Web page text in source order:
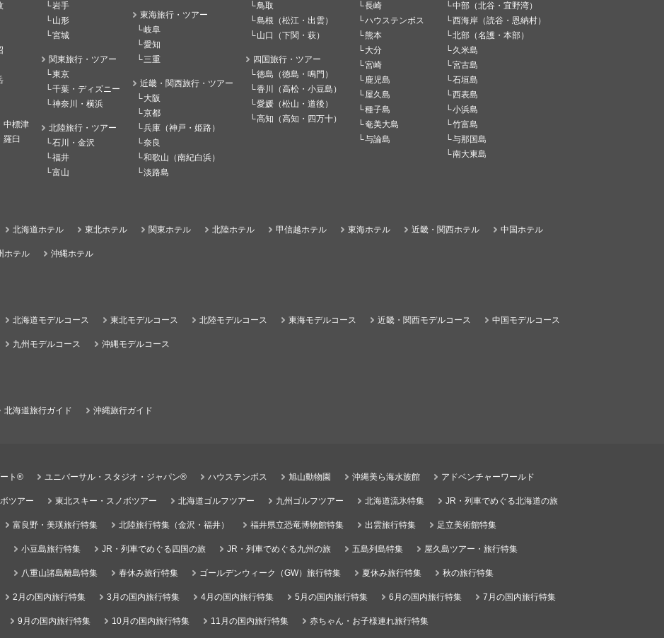
中標津
羅臼
岩手
山形
宮城
関東旅行・ツアー
東京
千葉・ディズニー
神奈川・横浜
北陸旅行・ツアー
石川・金沢
福井
富山
東海旅行・ツアー
岐阜
愛知
三重
近畿・関西旅行・ツアー
大阪
京都
兵庫（神戸・姫路）
奈良
和歌山（南紀白浜）
淡路島
鳥取
島根（松江・出雲）
山口（下関・萩）
四国旅行・ツアー
徳島（徳島・鳴門）
香川（高松・小豆島）
愛媛（松山・道後）
高知（高知・四万十）
長崎
ハウステンボス
熊本
大分
宮崎
鹿児島
屋久島
種子島
奄美大島
与論島
中部（北谷・宜野湾）
西海岸（読谷・恩納村）
北部（名護・本部）
久米島
宮古島
石垣島
西表島
小浜島
竹富島
与那国島
南大東島
北海道ホテル 東北ホテル 関東ホテル 北陸ホテル 甲信越ホテル 東海ホテル 近畿・関西ホテル 中国ホテル
ホテル 沖縄ホテル
北海道モデルコース 東北モデルコース 北陸モデルコース 東海モデルコース 近畿・関西モデルコース 中国モデルコース
九州モデルコース 沖縄モデルコース
北海道旅行ガイド 沖縄旅行ガイド
ト® ユニバーサル・スタジオ・ジャパン® ハウステンボス 旭山動物園 沖縄美ら海水族館 アドベンチャーワールド
ツアー 東北スキー・スノボツアー 北海道ゴルフツアー 九州ゴルフツアー 北海道流氷特集 JR・列車でめぐる北海道の旅
富良野・美瑛旅行特集 北陸旅行特集（金沢・福井） 福井県立恐竜博物館特集 出雲旅行特集 足立美術館特集
小豆島旅行特集 JR・列車でめぐる四国の旅 JR・列車でめぐる九州の旅 五島列島特集 屋久島ツアー・旅行特集
八重山諸島離島特集 春休み旅行特集 ゴールデンウィーク（GW）旅行特集 夏休み旅行特集 秋の旅行特集
2月の国内旅行特集 3月の国内旅行特集 4月の国内旅行特集 5月の国内旅行特集 6月の国内旅行特集 7月の国内旅行特集
9月の国内旅行特集 10月の国内旅行特集 11月の国内旅行特集 赤ちゃん・お子様連れ旅行特集